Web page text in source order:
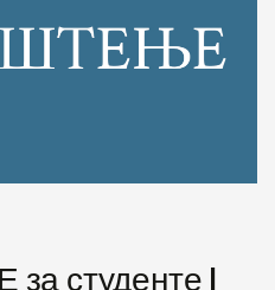
студенте I